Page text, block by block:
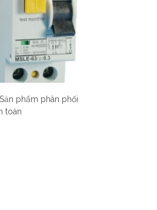
Sản phẩm phân phối
toàn